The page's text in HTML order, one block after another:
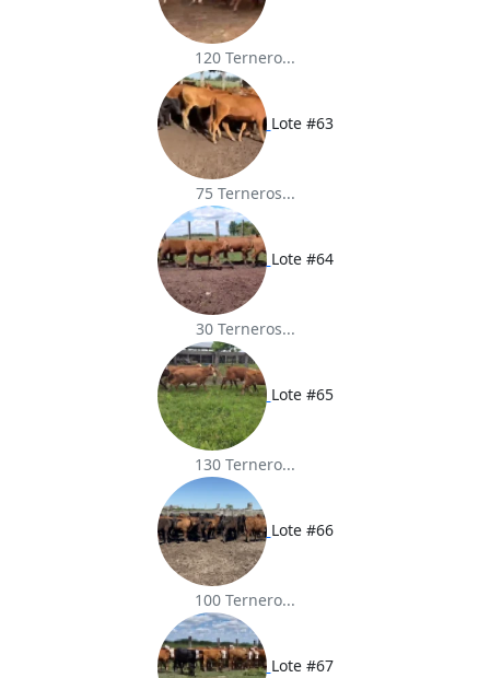
120 Ternero...
Lote #63
75 Terneros...
Lote #64
30 Terneros...
Lote #65
130 Ternero...
Lote #66
100 Ternero...
Lote #67